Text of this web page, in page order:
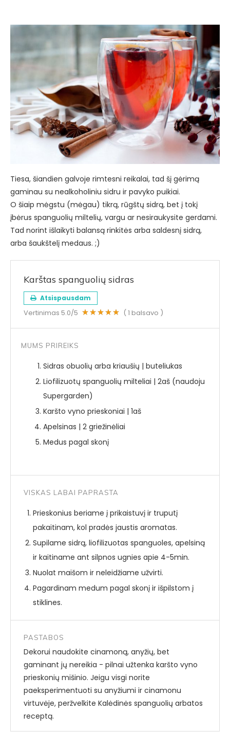
Tiesa, šiandien galvoje rimtesni reikalai, tad šį gėrimą
gaminau su nealkoholiniu sidru ir pavyko puikiai.
O šiaip mėgstu (mėgau) tikrą, rūgštų sidrą, bet į tokį
įbėrus spanguolių miltelių, vargu ar nesiraukysite gerdami.
Tad norint išlaikyti balansą rinkitės arba saldesnį sidrą,
arba šaukštelį medaus. ;)
Karštas spanguolių sidras
Atsispausdam
Vertinimas 5.0/5 (1 balsavo )
MUMS PRIREIKS
Sidras obuolių arba kriaušių | buteliukas
Liofilizuotų spanguolių milteliai | 2aš (naudoju
Supergarden)
Karšto vyno prieskoniai | 1aš
Apelsinas | 2 griežinėliai
Medus pagal skonį
VISKAS LABAI PAPRASTA
Prieskonius beriame į prikaistuvį ir truputį
pakaitinam, kol pradės jaustis aromatas.
Supilame sidrą, liofilizuotas spanguoles, apelsiną
ir kaitiname ant silpnos ugnies apie 4-5min.
Nuolat maišom ir neleidžiame užvirti.
Pagardinam medum pagal skonį ir išpilstom į
stiklines.
PASTABOS
Dekorui naudokite cinamoną, anyžių, bet
gaminant jų nereikia - pilnai užtenka karšto vyno
prieskonių mišinio. Jeigu visgi norite
paeksperimentuoti su anyžiumi ir cinamonu
virtuvėje, peržvelkite Kalėdinės spanguolių arbatos
receptą.